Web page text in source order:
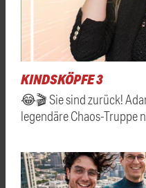
KINDSKÖPFE 3
😂🎬 Sie sind zurück!
legendäre Chaos-Truppe